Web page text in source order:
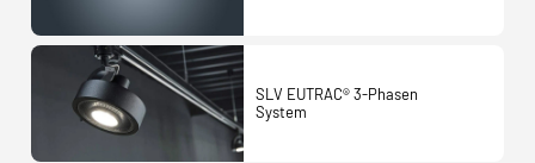
SLV EUTRAC® 3-Phasen
System